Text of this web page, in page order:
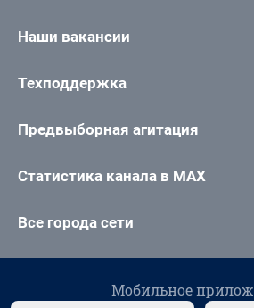
Наши вакансии
Техподдержка
Предвыборная агитация
Статистика канала в MAX
Все города сети
Мобильное